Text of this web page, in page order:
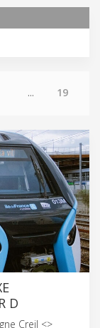
... 19
D
Creil <>